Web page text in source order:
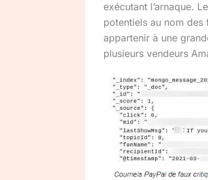
exécutant l’arnaque.
potentiels au nom
appartenir à une
plusieurs vendeurs